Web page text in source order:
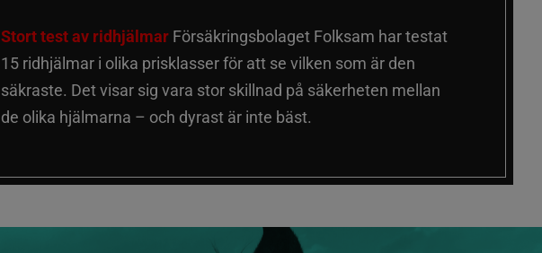
Stort test av ridhjälmar Försäkringsbolaget Folksam har testat
15 ridhjälmar i olika prisklasser för att se vilken som är den
säkraste. Det visar sig vara stor skillnad på säkerheten mellan
de olika hjälmarna – och dyrast är inte bäst.